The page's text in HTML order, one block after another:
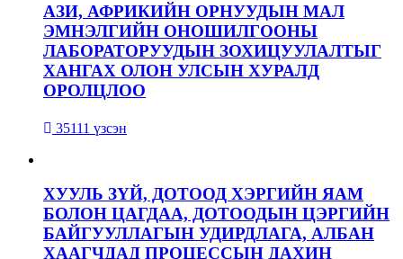
АЗИ, АФРИКИЙН ОРНУУДЫН МАЛ
ЭМНЭЛГИЙН ОНОШИЛГООНЫ
ЛАБОРАТОРУУДЫН ЗОХИЦУУЛАЛТЫГ
ХАНГАХ ОЛОН УЛСЫН ХУРАЛД
ОРОЛЦЛОО
35111 үзсэн
ХУУЛЬ ЗҮЙ, ДОТООД ХЭРГИЙН ЯАМ
БОЛОН ЦАГДАА, ДОТООДЫН ЦЭРГИЙН
БАЙГУУЛЛАГЫН УДИРДЛАГА, АЛБАН
ХААГЧДАД ПРОЦЕССЫН ДАХИН